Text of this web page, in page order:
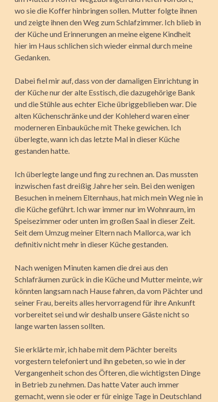
wo sie die Koffer hinbringen sollen. Mutter folgte ihnen
und zeigte ihnen den Weg zum Schlafzimmer. Ich blieb in
der Küche und Erinnerungen an meine eigene Kindheit
hier im Haus schlichen sich wieder einmal durch meine
Gedanken.
Dabei fiel mir auf, dass von der damaligen Einrichtung in
der Küche nur der alte Esstisch, die dazugehörige Bank
und die Stühle aus echter Eiche übriggeblieben war. Die
alten Küchenschränke und der Kohleherd waren einer
moderneren Einbau­küche mit Theke gewichen. Ich
überlegte, wann ich das letzte Mal in dieser Küche
gestanden hatte.
Ich überlegte lange und fing zu rechnen an. Das mussten
inzwischen fast dreißig Jahre her sein. Bei den wenigen
Besuchen in meinem Elternhaus, hat mich mein Weg nie in
die Küche geführt. Ich war immer nur im Wohnraum, im
Speisezimmer oder unten im großen Saal in dieser Zeit.
Seit dem Umzug meiner Eltern nach Mallorca, war ich
definitiv nicht mehr in dieser Küche gestanden.
Nach wenigen Minuten kamen die drei aus den
Schlafräumen zurück in die Küche und Mut­ter meinte, wir
könnten langsam nach Hause fahren, da vom Pächter und
seiner Frau, bereits alles hervorragend für ihre Ankunft
vorbereitet sei und wir deshalb unsere Gäste nicht so
lange warten lassen sollten.
Sie erklärte mir, ich habe mit dem Pächter bereits
vorgestern telefoniert und ihn gebeten, so wie in der
Vergangenheit schon des Öfteren, die wichtigsten Dinge
in Betrieb zu nehmen. Das hatte Vater auch immer
gemacht, wenn sie oder er für einige Tage in Deutschland